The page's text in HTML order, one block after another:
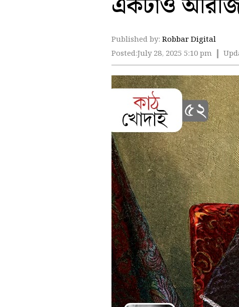
Published by: Robbar Digital
Posted:July 28, 2025 5:10 pm